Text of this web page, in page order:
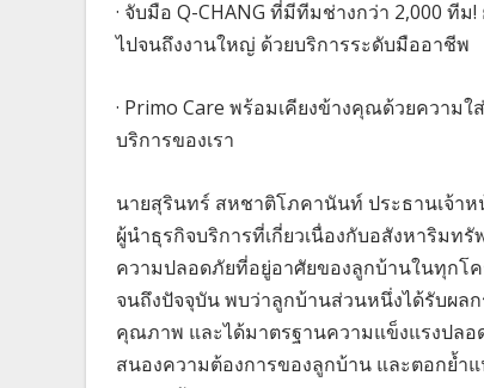
· จับมือ Q-CHANG ที่มีทีมช่างกว่า 2,000 ที
ไปจนถึงงานใหญ่ ด้วยบริการระดับมืออาชีพ
· Primo Care พร้อมเคียงข้างคุณด้วยความ
บริการของเรา
นายสุรินทร์ สหชาติโภคานันท์ ประธานเจ้า
ผู้นำธุรกิจบริการที่เกี่ยวเนื่องกับอสังหาริมท
ความปลอดภัยที่อยู่อาศัยของลูกบ้านในทุกโ
จนถึงปัจจุบัน พบว่าลูกบ้านส่วนหนึ่งได้รับผ
คุณภาพ และได้มาตรฐานความแข็งแรงปลอ
สนองความต้องการของลูกบ้าน และตอกย้ำ